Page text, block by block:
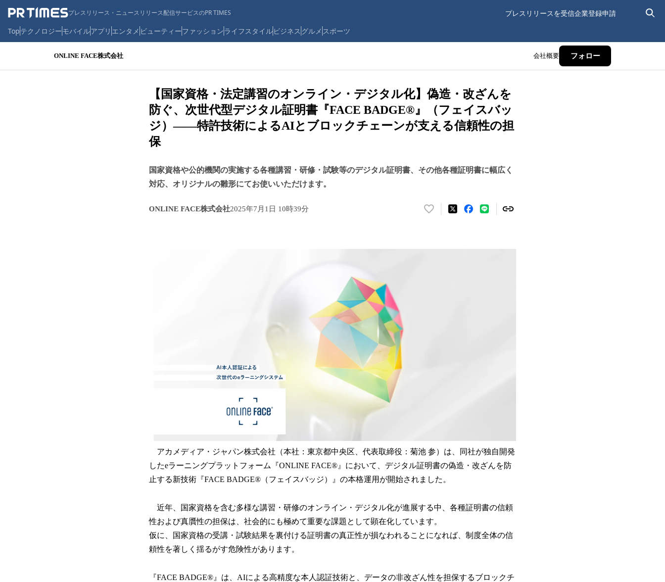
プレスリリース・ニュースリリース配信サービスのPR TIMES プレスリリースを受信企業登録申請
Topテクノロジーモバイルアプリ エンタメ ビューティーファッションライフスタイルビジネス グルメ スポーツ
ONLINE FACE株式会社 会社概要 フォロー
【国家資格・法定講習のオンライン・デジタル化】偽造・改ざんを
防ぐ、次世代型デジタル証明書『FACE BADGE®』（フェイスバッ
ジ）――特許技術によるAIとブロックチェーンが支える信頼性の担
保
国家資格や公的機関の実施する各種講習・研修・試験等のデジタル証明書、その他各種証明書に幅広く
対応、オリジナルの雛形にてお使いいただけます。
ONLINE FACE株式会社2025年7月1日 10時39分
い
アカメディア・ジャパン株式会社（本社：東京都中央区、代表取締役：菊池 参）は、同社が独自開発
したeラーニングプラットフォーム『ONLINE FACE®』において、デジタル証明書の偽造・改ざんを防
止する新技術『FACE BADGE®（フェイスバッジ）』の本格運用が開始されました。
近年、国家資格を含む多様な講習・研修のオンライン・デジタル化が進展する中、各種証明書の信頼
性および真贋性の担保は、社会的にも極めて重要な課題として顕在化しています。
仮に、国家資格の受講・試験結果を裏付ける証明書の真正性が損なわれることになれば、制度全体の信
頼性を著しく揺るがす危険性があります。
『FACE BADGE®』は、AIによる高精度な本人認証技術と、データの非改ざん性を担保するブロックチ